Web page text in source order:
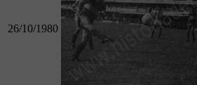
26/10/1980